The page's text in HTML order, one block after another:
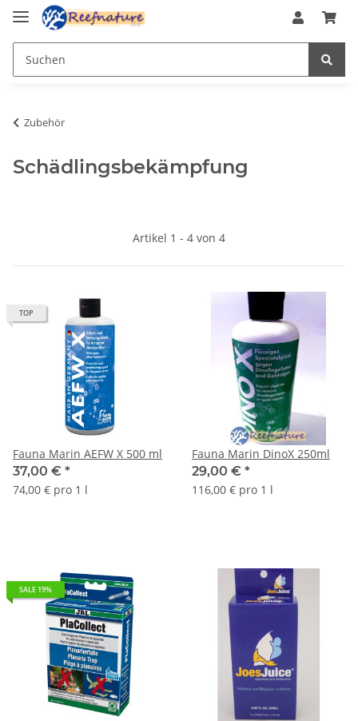
Zubehör
Schädlingsbekämpfung
Artikel 1 - 4 von 4
TOP
Fauna Marin AEFW X 500 ml
37,00 € *
74,00 € pro 1 l
Fauna Marin DinoX 250ml
29,00 € *
116,00 € pro 1 l
SALE 19%